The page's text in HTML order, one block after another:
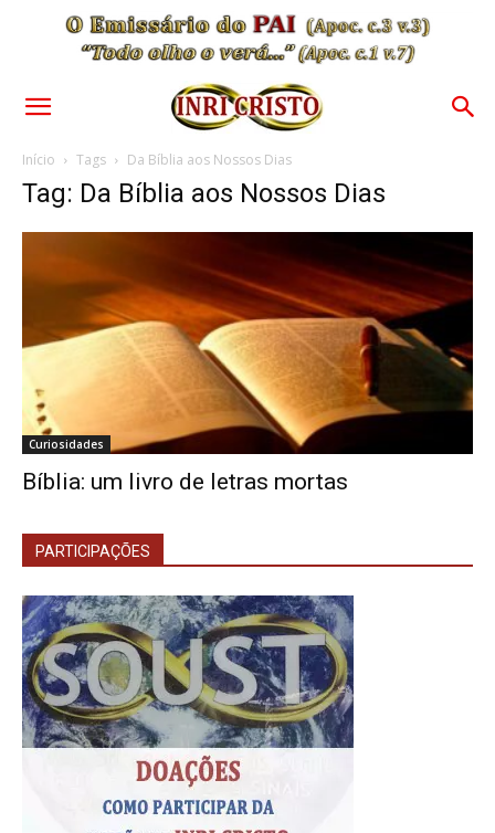
Início Tags Da Bíblia aos Nossos Dias
Tag: Da Bíblia aos Nossos Dias
Curiosidades
Bíblia: um livro de letras mortas
PARTICIPAÇÕES